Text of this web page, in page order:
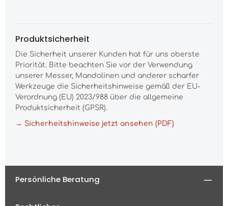
Produktsicherheit
Die Sicherheit unserer Kunden hat für uns oberste
Priorität. Bitte beachten Sie vor der Verwendung
unserer Messer, Mandolinen und anderer scharfer
Werkzeuge die Sicherheitshinweise gemäß der EU-
Verordnung (EU) 2023/988 über die allgemeine
Produktsicherheit (GPSR).
→ Sicherheitshinweise jetzt ansehen (PDF)
Persönliche Beratung